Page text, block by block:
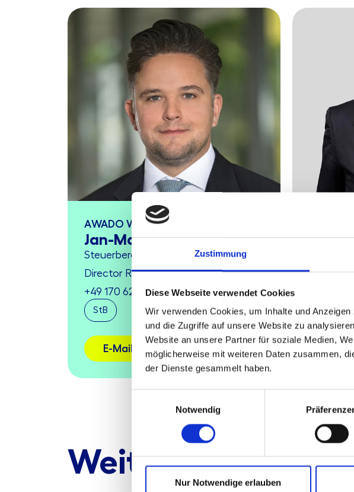
Zustimmung
Diese Webseite verwendet Cookies
Wir verwenden Cookies, um Inhalte und
und die Zugriffe auf unsere Website zu
Website an unsere Partner für soziale Medien,
möglicherweise mit weiteren Daten zusammen,
der Dienste gesammelt haben.
Notwendig
Nur Notwendige erlauben
AWADO WPG
Jan-Malte Arends
Steuerberater
Director Region West
+49 170 6268921
StB
E-Mail schreiben
Dr.
+49 511
RA
E-
Weitere